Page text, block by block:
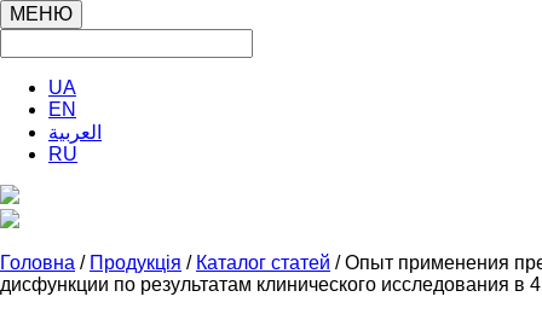
МЕНЮ
UA
EN
العربية
RU
Головна / Продукція / Каталог статей / Опыт применения
дисфункции по результатам клинического исследования